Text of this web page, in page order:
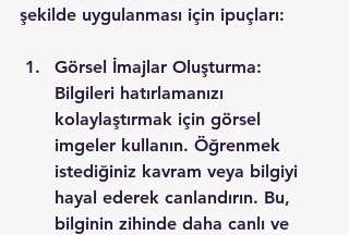
şekilde uygulanması için ipuçları:
Görsel İmajlar Oluşturma:
Bilgileri hatırlamanızı
kolaylaştırmak için görsel
imgeler kullanın. Öğrenmek
istediğiniz kavram veya bilgiyi
hayal ederek canlandırın. Bu,
bilginin zihinde daha canlı ve